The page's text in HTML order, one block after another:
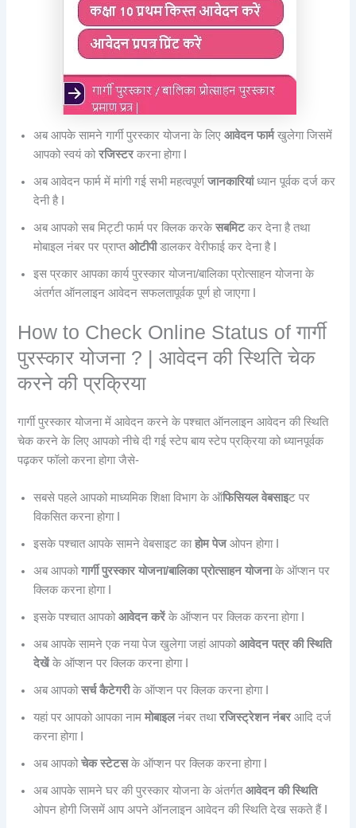
अब आपके सामने गार्गी पुरस्कार योजना के लिएआवेदन फार्मखुलेगा जिसमें
आपको स्वयं कोरजिस्टरकरना होगा I
अब आवेदन फार्म में मांगी गई सभी महत्वपूर्णजानकारियांध्यान पूर्वक दर्ज कर
देनी है I
अब आपको सब मिट्टी फार्म पर क्लिक करकेसबमिटकर देना है तथा
मोबाइल नंबर पर प्राप्तओटीपीडालकर वेरीफाई कर देना है I
इस प्रकार आपका कार्य पुरस्कार योजना/बालिका प्रोत्साहन योजना के
अंतर्गत ऑनलाइन आवेदन सफलतापूर्वक पूर्ण हो जाएगा I
How to Check Online Status of गार्गी
पुरस्कार योजना ? | आवेदन की स्थिति चेक
करने की प्रक्रिया
गार्गी पुरस्कार योजना में आवेदन करने के पश्चात ऑनलाइन आवेदन की स्थिति
चेक करने के लिए आपको नीचे दी गई स्टेप बाय स्टेप प्रक्रिया को ध्यानपूर्वक
पढ़कर फॉलो करना होगा जैसे-
सबसे पहले आपको माध्यमिक शिक्षा विभाग के ऑफिसियल वेबसाइट पर
विकसित करना होगा I
इसके पश्चात आपके सामने वेबसाइट काहोम पेजओपन होगा I
अब आपकोगार्गी पुरस्कार योजना/बालिका प्रोत्साहन योजनाके ऑप्शन पर
क्लिक करना होगा I
इसके पश्चात आपकोआवेदन करेंके ऑप्शन पर क्लिक करना होगा I
अब आपके सामने एक नया पेज खुलेगा जहां आपकोआवेदन पत्र की स्थिति
देखेंके ऑप्शन पर क्लिक करना होगा I
अब आपकोसर्च कैटेगरीके ऑप्शन पर क्लिक करना होगा I
यहां पर आपको आपका नाममोबाइलनंबर तथारजिस्ट्रेशन नंबरआदि दर्ज
करना होगा I
अब आपकोचेक स्टेटसके ऑप्शन पर क्लिक करना होगा I
अब आपके सामने घर की पुरस्कार योजना के अंतर्गतआवेदन की स्थिति
ओपन होगी जिसमें आप अपने ऑनलाइन आवेदन की स्थिति देख सकते हैं I